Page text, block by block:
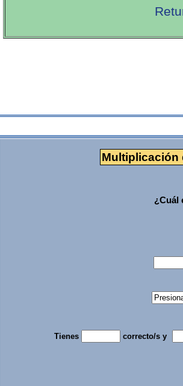
Multiplicación
¿Cuál
Tienes correcto/s y